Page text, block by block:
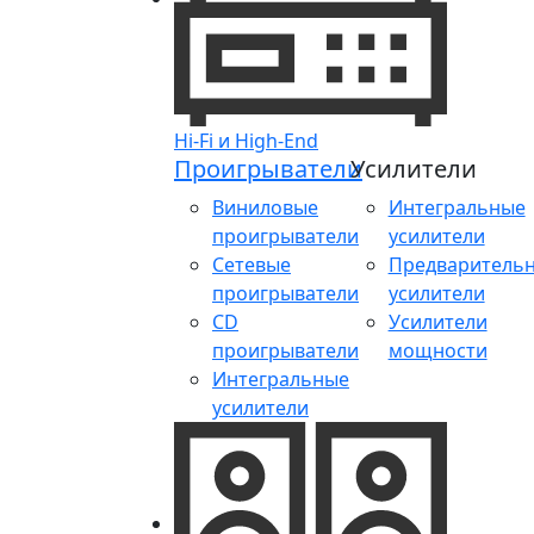
Hi-Fi и High-End
Проигрыватели
Виниловые
проигрыватели
Сетевые
проигрыватели
CD
проигрыватели
Интегральные
усилители
Усилители
Интегральные
усилители
усилители
Усилители
мощности